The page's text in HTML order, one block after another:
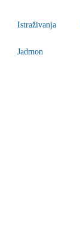
Istraživanja
Jadmon